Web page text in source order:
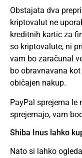
Obstajata dva
kriptovalut ne
kreditnih kartic za
so kriptovalute, ni
vam bo zaračunal
bo obravnavana
običajen nakup.
PayPal sprejema le
sprejemajo, vam
Shiba Inus lahko
Nato si lahko